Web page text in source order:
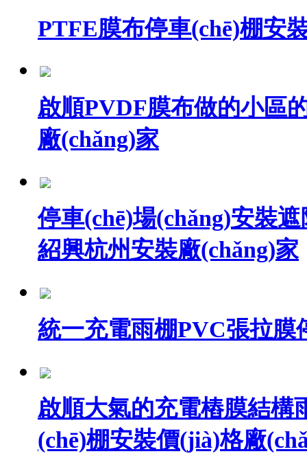
PTFE膜布停車(chē)棚安
啟順PVDF膜布做的小區
廠(chǎng)家
停車(chē)場(chǎng)安裝
紹興杭州安裝廠(chǎng)家
統一充電雨棚PVC張拉膜
啟順大氣的充電樁膜結構
(chē)棚安裝價(jià)格廠